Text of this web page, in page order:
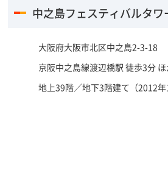
中之島フェスティバルタワ
大阪府大阪市北区中之島2-3-18
京阪中之島線渡辺橋駅 徒歩3分
地上39階／地下3階建て（2012年